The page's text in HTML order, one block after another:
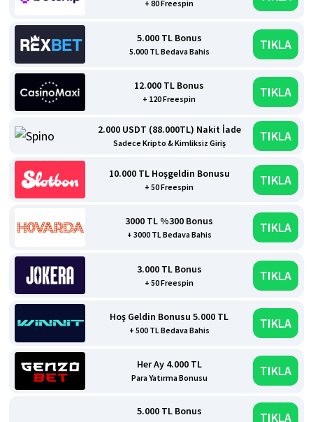
+ 80 Freespin
5.000 TL Bonus
5.000 TL Bedava Bahis TIKLA
12.000 TL Bonus
+ 120 Freespin TIKLA
2.000 USDT (88.000TL) Nakit İade
Sadece Kripto & Kimliksiz Giriş TIKLA
10.000 TL Hoşgeldin Bonusu
+ 50 Freespin TIKLA
3000 TL %300 Bonus
+ 3000 TL Bedava Bahis TIKLA
3.000 TL Bonus
+ 50 Freespin TIKLA
Hoş Geldin Bonusu 5.000 TL
+ 500 TL Bedava Bahis TIKLA
Her Ay 4.000 TL
Para Yatırma Bonusu TIKLA
5.000 TL Bonus TIKLA